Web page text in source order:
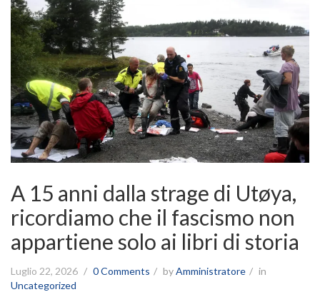
A 15 anni dalla strage di Utøya,
ricordiamo che il fascismo non
appartiene solo ai libri di storia
Luglio 22, 2026 0 Comments byAmministratore
in
Uncategorized